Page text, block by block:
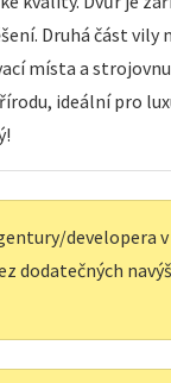
Druhá část vily
místa a
ideální pro
dodatečných